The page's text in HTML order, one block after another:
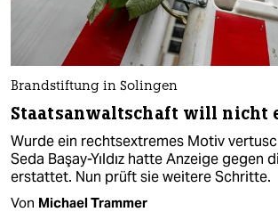
Brandstiftung in Solingen
Staatsanwaltschaft will nicht
Wurde ein rechtsextremes Motiv
Seda Başay-Yıldız hatte Anzeige gegen
erstattet. Nun prüft sie weitere Schritte.
Von Michael Trammer